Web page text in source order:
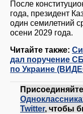
После
года, президент
один семилетний
осени 2029 года.
Читайте также:
дал поручение
по Украине
Twitter, чтобы